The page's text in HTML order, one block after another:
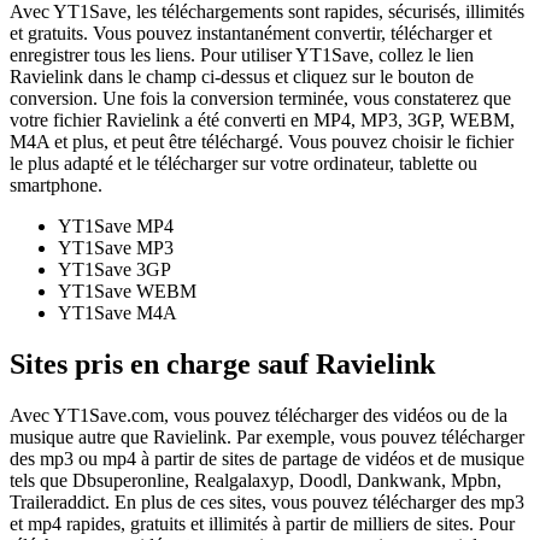
Avec YT1Save, les téléchargements sont rapides, sécurisés, illimités
et gratuits. Vous pouvez instantanément convertir, télécharger et
enregistrer tous les liens. Pour utiliser YT1Save, collez le lien
Ravielink dans le champ ci-dessus et cliquez sur le bouton de
conversion. Une fois la conversion terminée, vous constaterez que
votre fichier Ravielink a été converti en MP4, MP3, 3GP, WEBM,
M4A et plus, et peut être téléchargé. Vous pouvez choisir le fichier
le plus adapté et le télécharger sur votre ordinateur, tablette ou
smartphone.
YT1Save MP4
YT1Save MP3
YT1Save 3GP
YT1Save WEBM
YT1Save M4A
Sites pris en charge sauf Ravielink
Avec YT1Save.com, vous pouvez télécharger des vidéos ou de la
musique autre que Ravielink. Par exemple, vous pouvez télécharger
des mp3 ou mp4 à partir de sites de partage de vidéos et de musique
tels que Dbsuperonline, Realgalaxyp, Doodl, Dankwank, Mpbn,
Traileraddict. En plus de ces sites, vous pouvez télécharger des mp3
et mp4 rapides, gratuits et illimités à partir de milliers de sites. Pour